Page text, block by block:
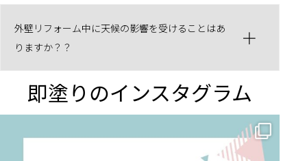
外壁リフォーム中に天候の影響を受けることはあ
りますか？？
即塗りのインスタグラム
✨ 賢いお金の使い方！外壁塗装でコストダウンする方法 🏠